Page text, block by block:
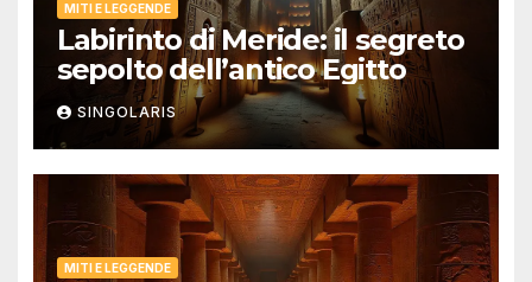
MITI E LEGGENDE
Labirinto di Meride: il segreto
sepolto dell’antico Egitto
SINGOLARIS
MITI E LEGGENDE